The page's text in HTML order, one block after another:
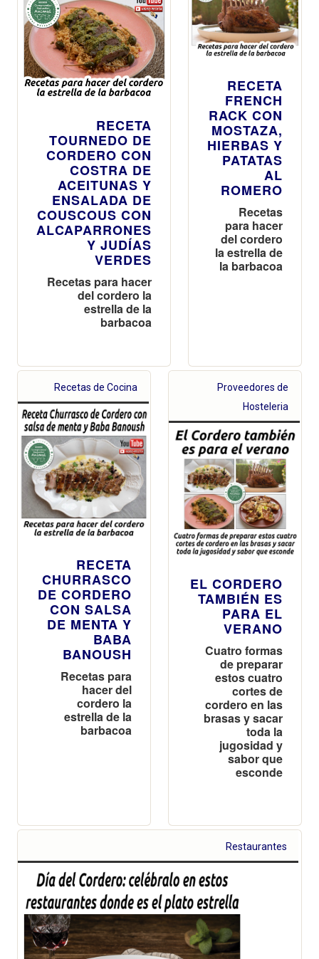
RECETA
TOURNEDO DE
CORDERO CON
COSTRA DE
ACEITUNAS Y
ENSALADA DE
COUSCOUS CON
ALCAPARRONES
Y JUDÍAS
VERDES
Recetas para hacer
del cordero la
estrella de la
barbacoa
RECETA
FRENCH
RACK CON
MOSTAZA,
HIERBAS Y
PATATAS
AL
ROMERO
Recetas
para hacer
del cordero
la estrella de
la barbacoa
Recetas de Cocina
RECETA
CHURRASCO
DE CORDERO
CON SALSA
DE MENTA Y
BABA
BANOUSH
Recetas para
hacer del
cordero la
estrella de la
barbacoa
Proveedores de
Hosteleria
EL CORDERO
TAMBIÉN ES
PARA EL
VERANO
Cuatro formas
de preparar
estos cuatro
cortes de
cordero en las
brasas y sacar
toda la
jugosidad y
sabor que
esconde
Restaurantes